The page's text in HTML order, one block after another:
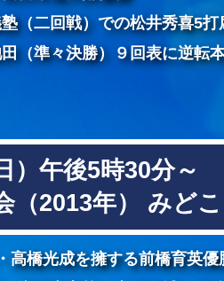
（二回戦）での松井秀喜5打
（準々決勝）９回表に逆転
）午後5時30分～
（2013年） みどこ
高橋光成を擁する前橋育英優